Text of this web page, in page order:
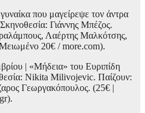
που μαγείρεψε τον άντρα
Γιάννης Μπέζος.
Λαέρτης Μαλκότσης,
20€ / more.com).
| «Μήδεια» του Ευριπίδη
Nikita Milivojevic. Παίζουν:
Γεωργακόπουλος. (25€ |